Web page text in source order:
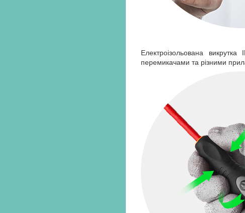
Електроізольована
перемикачами та різними